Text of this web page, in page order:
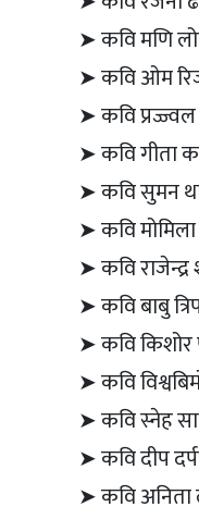
➤ कवि मणि
➤ कवि ओम
➤ कवि
➤ कवि गीता
➤ कवि सुमन
➤ कवि
➤ कवि
➤ कवि बाबु
➤ कवि किशोर
➤ कवि
➤ कवि स्नेह
➤ कवि दीप
➤ कवि अनिता